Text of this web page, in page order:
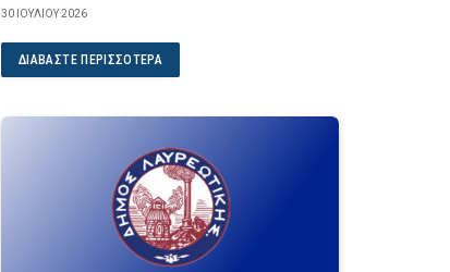
30 ΙΟΥΛΊΟΥ 2026
ΔΙΑΒΆΣΤΕ ΠΕΡΙΣΣΌΤΕΡΑ